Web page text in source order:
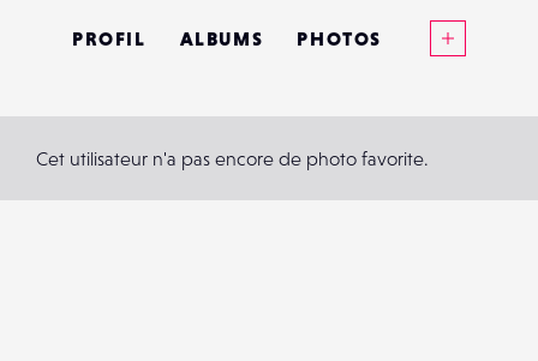
PROFIL ALBUMS PHOTOS
MATÉRIELS
CONTACTS
Cet utilisateur n'a pas encore de photo favorite.